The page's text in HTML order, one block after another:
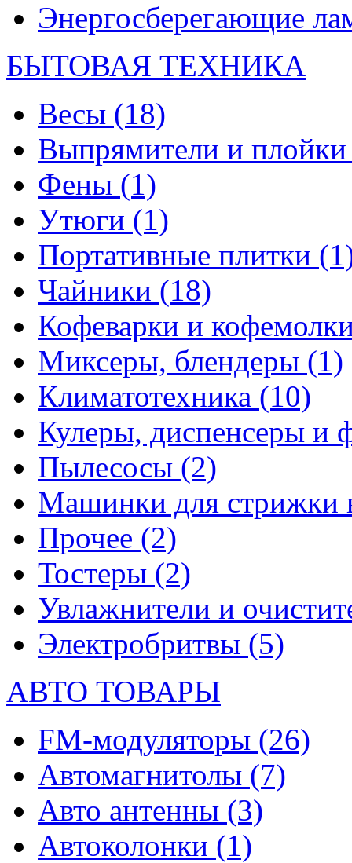
Энергосберегающие
БЫТОВАЯ ТЕХНИКА
Весы (18)
Выпрямители и
Фены (1)
Утюги (1)
Портативные плитки
Чайники (18)
Кофеварки и
Миксеры, блендеры (1)
Климатотехника (10)
Кулеры, диспенсеры и
Пылесосы (2)
Машинки для стрижки
Прочее (2)
Тостеры (2)
Увлажнители и
Электробритвы (5)
АВТО ТОВАРЫ
FM-модуляторы (26)
Автомагнитолы (7)
Авто антенны (3)
Автоколонки (1)